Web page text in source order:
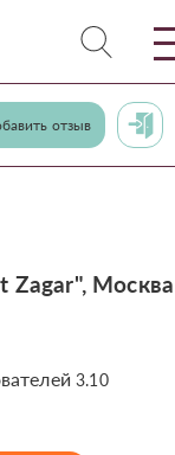
отзыв
Zagar",
3.10